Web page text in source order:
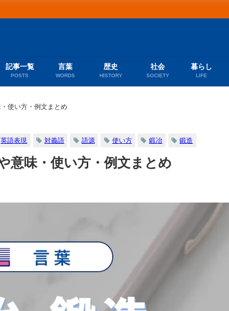
記事一覧
POSTS
言葉
WORDS
歴史
HISTORY
社会
SOCIETY
暮らし
LIFE
使い方・例文まとめ
英語表現 対義語 語源 使い方 鍛冶 鍛造
意味・使い方・例文まとめ